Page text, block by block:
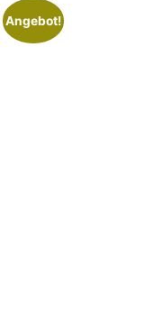
Angebot!